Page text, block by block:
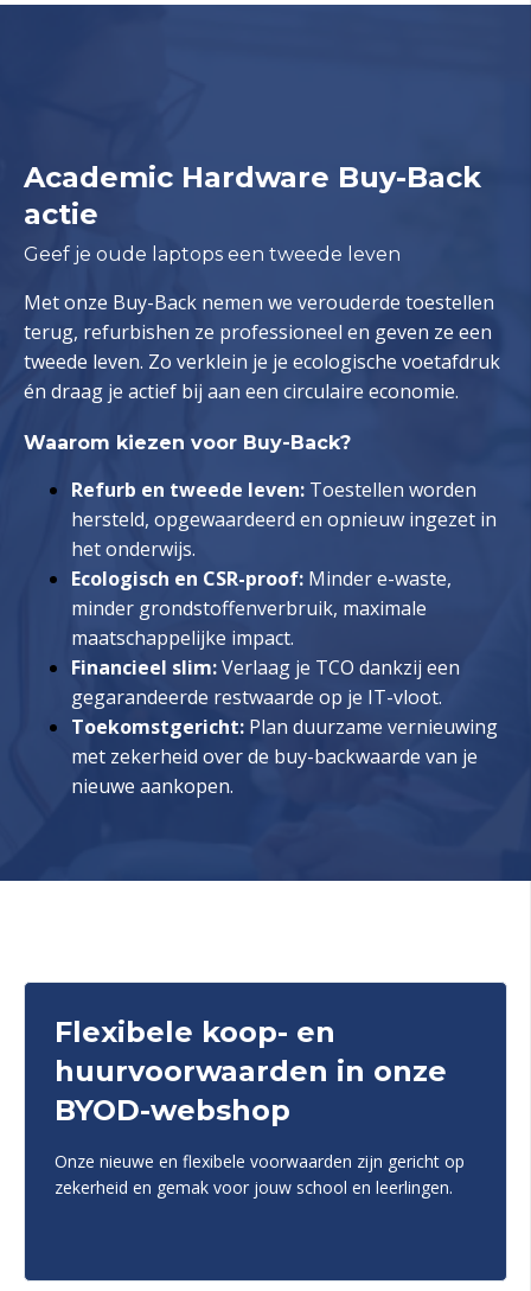
Academic Hardware Buy-Back
actie
Geef je oude laptops een tweede leven
Met onze Buy-Back nemen we verouderde toestellen
terug, refurbishen ze professioneel en geven ze een
tweede leven. Zo verklein je je ecologische voetafdruk
én draag je actief bij aan een circulaire economie.
Waarom kiezen voor Buy-Back?
Refurb en tweede leven: Toestellen worden
hersteld, opgewaardeerd en opnieuw ingezet in
het onderwijs.
Ecologisch en CSR-proof: Minder e-waste,
minder grondstoffenverbruik, maximale
maatschappelijke impact.
Financieel slim:Verlaag je TCO dankzij een
gegarandeerde restwaarde op je IT-vloot.
Toekomstgericht: Plan duurzame vernieuwing
met zekerheid over de buy-backwaarde van je
nieuwe aankopen.
Flexibele koop- en
huurvoorwaarden in onze
BYOD-webshop
Onze nieuwe en flexibele voorwaarden zijn gericht op
zekerheid en gemak voor jouw school en leerlingen.